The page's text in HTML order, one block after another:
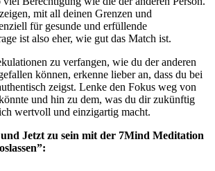
mit all deinen Grenzen und
für gesunde und erfüllende
ist also eher, wie gut das Match ist.
zu verfangen, wie du der anderen
können, erkenne lieber an, dass du bei
zeigst. Lenke den Fokus weg von
und hin zu dem, was du dir zukünftig
wertvoll und einzigartig macht.
Jetzt zu sein mit der 7Mind Meditation